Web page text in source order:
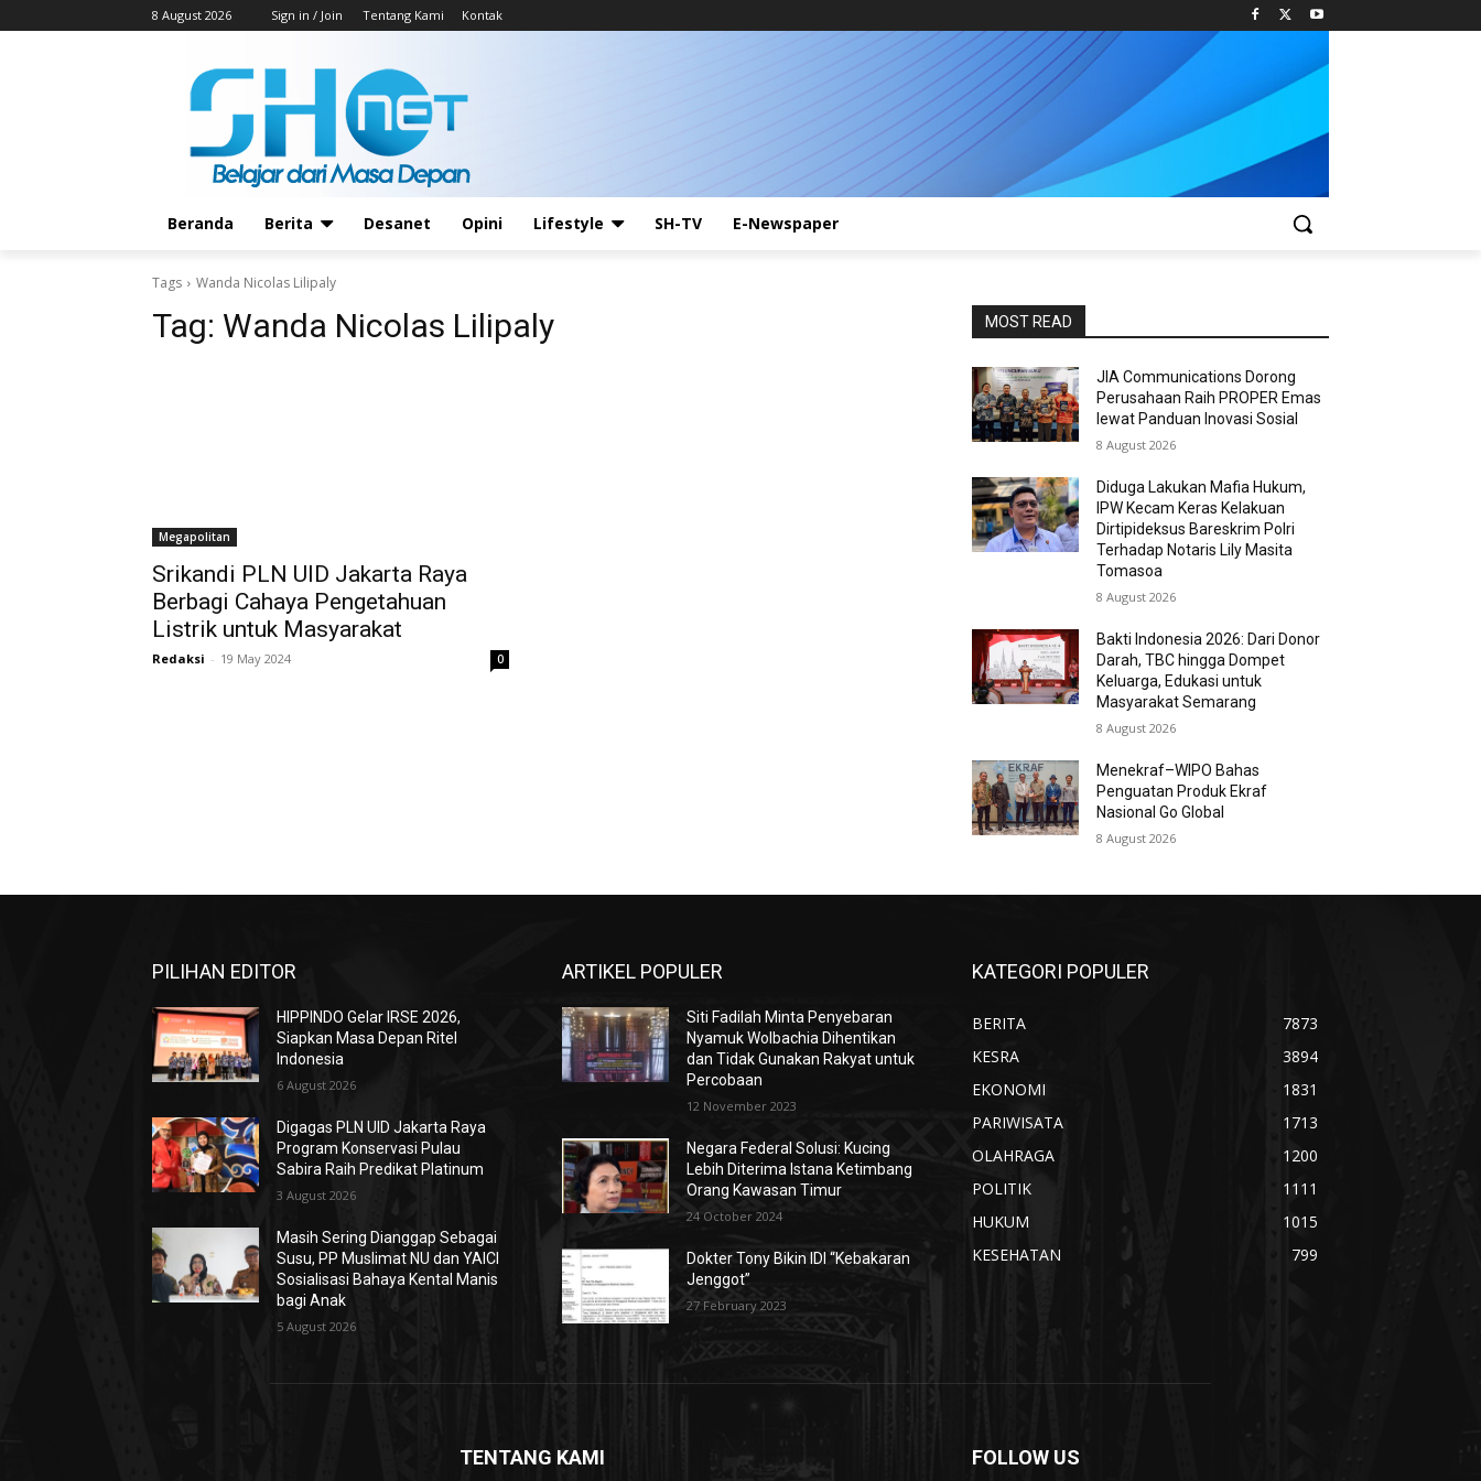
8 August 2026 Sign in / Join Tentang Kami Kontak
Beranda Berita Desanet Opini Lifestyle SH-TV E-Newspaper
Tags Wanda Nicolas Lilipaly
Tag: Wanda Nicolas Lilipaly
Megapolitan
Srikandi PLN UID Jakarta Raya
Berbagi Cahaya Pengetahuan
Listrik untuk Masyarakat
Redaksi - 19 May 2024 0
MOST READ
JIA Communications Dorong
Perusahaan Raih PROPER Emas
lewat Panduan Inovasi Sosial
8 August 2026
Diduga Lakukan Mafia Hukum,
IPW Kecam Keras Kelakuan
Dirtipideksus Bareskrim Polri
Terhadap Notaris Lily Masita
Tomasoa
8 August 2026
Bakti Indonesia 2026: Dari Donor
Darah, TBC hingga Dompet
Keluarga, Edukasi untuk
Masyarakat Semarang
8 August 2026
Menekraf–WIPO Bahas
Penguatan Produk Ekraf
Nasional Go Global
8 August 2026
PILIHAN EDITOR
HIPPINDO Gelar IRSE 2026,
Siapkan Masa Depan Ritel
Indonesia
6 August 2026
Digagas PLN UID Jakarta Raya
Program Konservasi Pulau
Sabira Raih Predikat Platinum
3 August 2026
Masih Sering Dianggap Sebagai
Susu, PP Muslimat NU dan YAICI
Sosialisasi Bahaya Kental Manis
bagi Anak
5 August 2026
ARTIKEL POPULER
Siti Fadilah Minta Penyebaran
Nyamuk Wolbachia Dihentikan
dan Tidak Gunakan Rakyat untuk
Percobaan
12 November 2023
Negara Federal Solusi: Kucing
Lebih Diterima Istana Ketimbang
Orang Kawasan Timur
24 October 2024
Dokter Tony Bikin IDI “Kebakaran
Jenggot”
27 February 2023
KATEGORI POPULER
BERITA
7873
KESRA
3894
EKONOMI
1831
PARIWISATA
1713
OLAHRAGA
1200
POLITIK
1111
HUKUM
1015
KESEHATAN
799
TENTANG KAMI FOLLOW US